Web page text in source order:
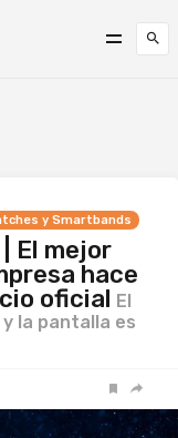
y Smartbands
El mejor
hace
oficial El
la pantalla es